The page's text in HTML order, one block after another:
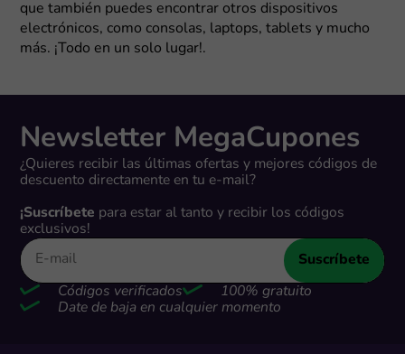
que también puedes encontrar otros dispositivos
electrónicos, como consolas, laptops, tablets y mucho
más. ¡Todo en un solo lugar!.
Newsletter MegaCupones
¿Quieres recibir las últimas ofertas y mejores códigos de
descuento directamente en tu e-mail?
¡Suscríbete para estar al tanto y recibir los códigos
exclusivos!
Suscríbete
Códigos verificados
100% gratuito
Date de baja en cualquier momento